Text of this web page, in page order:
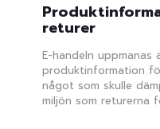
returer
E-handeln
produktinformation
något som skulle
miljön som returerna